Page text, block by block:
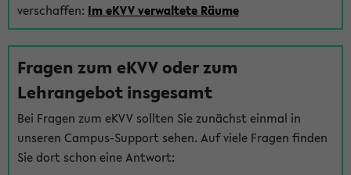
verschaffen: Im eKVV verwaltete Räume
Fragen zum eKVV oder zum
Lehrangebot insgesamt
Bei Fragen zum eKVV sollten Sie zunächst einmal in
unseren Campus-Support sehen. Auf viele Fragen finden
Sie dort schon eine Antwort: